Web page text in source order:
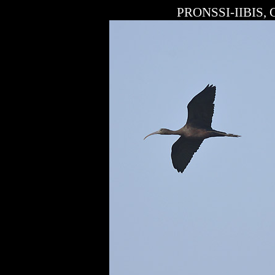
PRONSSI-IIBIS,